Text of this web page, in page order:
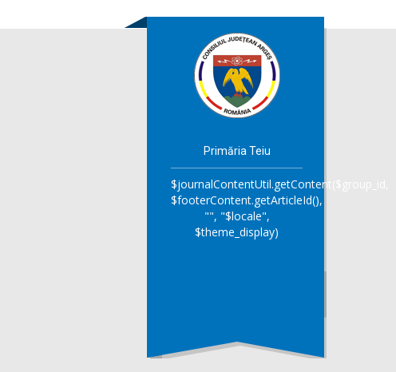
Primăria Teiu
$journalContentUtil.getContent($group_id,
$footerContent.getArticleId(),
"", "$locale",
$theme_display)